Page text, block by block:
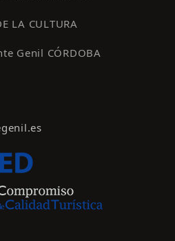
LA CULTURA
Genil CÓRDOBA